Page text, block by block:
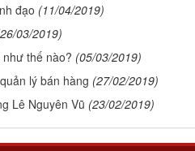
đạo (11/04/2019)
03/2019)
thế nào? (05/03/2019)
lý bán hàng (27/02/2019)
Lê Nguyên Vũ (23/02/2019)